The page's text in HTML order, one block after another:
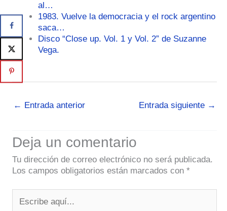
al…
1983. Vuelve la democracia y el rock argentino
saca…
Disco “Close up. Vol. 1 y Vol. 2” de Suzanne
Vega.
← Entrada anterior Entrada siguiente →
Deja un comentario
Tu dirección de correo electrónico no será publicada.
Los campos obligatorios están marcados con *
aquí...